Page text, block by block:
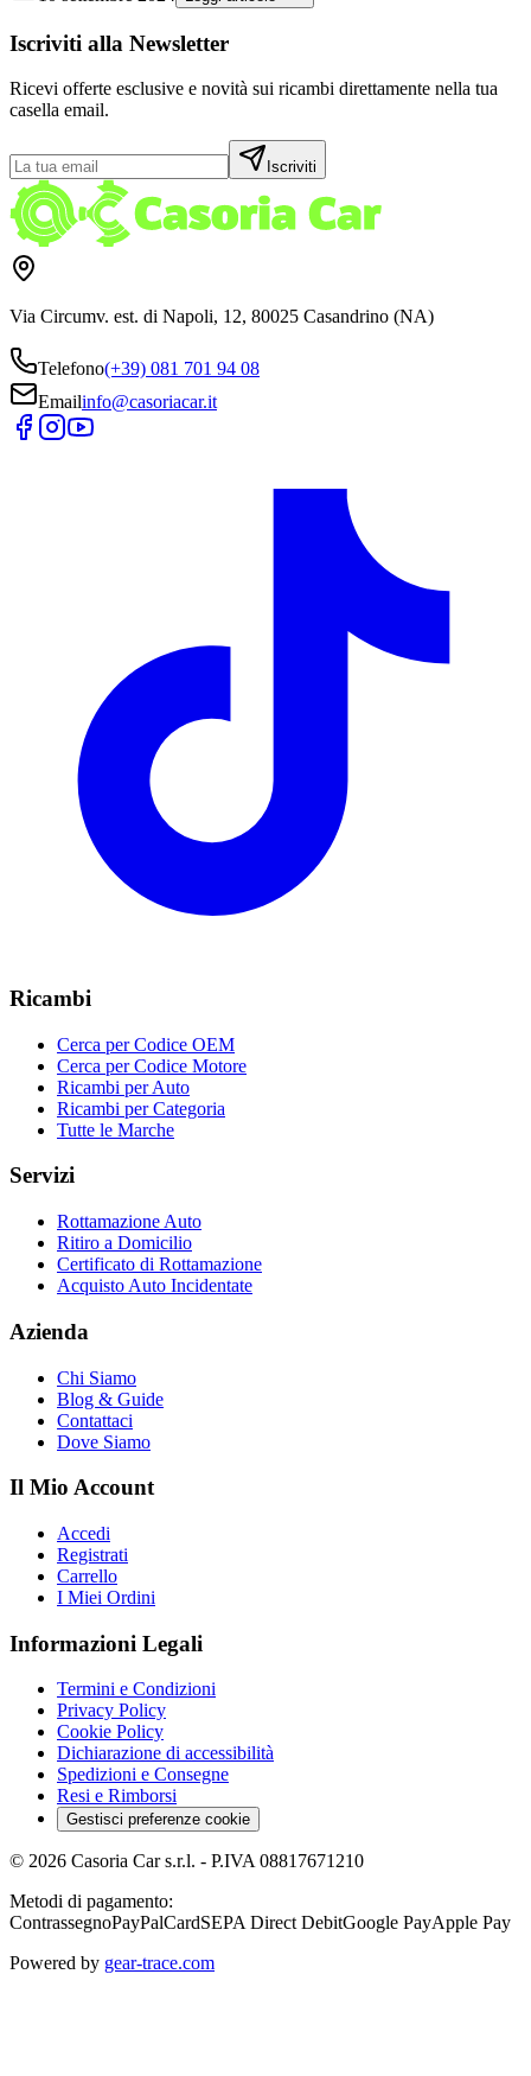
Iscriviti alla Newsletter
Ricevi offerte esclusive e novità sui ricambi direttamente nella tua
casella email.
Iscriviti
Via Circumv. est. di Napoli, 12, 80025 Casandrino (NA)
Telefono(+39) 081 701 94 08
Emailinfo@casoriacar.it
Ricambi
Cerca per Codice OEM
Cerca per Codice Motore
Ricambi per Auto
Ricambi per Categoria
Tutte le Marche
Servizi
Rottamazione Auto
Ritiro a Domicilio
Certificato di Rottamazione
Acquisto Auto Incidentate
Azienda
Chi Siamo
Blog & Guide
Contattaci
Dove Siamo
Il Mio Account
Accedi
Registrati
Carrello
I Miei Ordini
Informazioni Legali
Termini e Condizioni
Privacy Policy
Cookie Policy
Dichiarazione di accessibilità
Spedizioni e Consegne
Resi e Rimborsi
Gestisci preferenze cookie
© 2026 Casoria Car s.r.l. - P.IVA08817671210
Metodi di pagamento:
ContrassegnoPayPalCardSEPA Direct DebitGoogle PayApple Pay
Powered by gear-trace.com